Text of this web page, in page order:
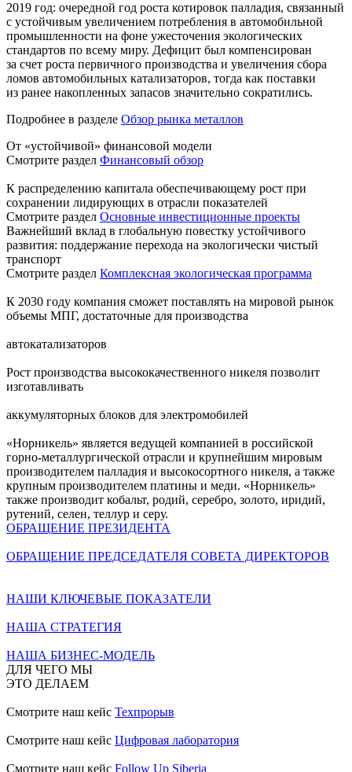
2019 год: очередной год роста котировок палладия, связанный
с устойчивым увеличением потребления в автомобильной
промышленности на фоне ужесточения экологических
стандартов по всему миру. Дефицит был компенсирован
за счет роста первичного производства и увеличения сбора
ломов автомобильных катализаторов, тогда как поставки
из ранее накопленных запасов значительно сократились.
Подробнее в разделе Обзор рынка металлов
От «устойчивой» финансовой модели
Смотрите раздел Финансовый обзор
К распределению капитала обеспечивающему рост при
сохранении лидирующих в отрасли показателей
Смотрите раздел Основные инвестиционные проекты
Важнейший вклад в глобальную повестку устойчивого
развития: поддержание перехода на экологически чистый
транспорт
Смотрите раздел Комплексная экологическая программа
К 2030 году компания сможет поставлять на мировой рынок
объемы МПГ, достаточные для производства
автокатализаторов
Рост производства высококачественного никеля позволит
изготавливать
аккумуляторных блоков для электромобилей
«Норникель» является ведущей компанией в российской
горно-металлургической отрасли и крупнейшим мировым
производителем палладия и высокосортного никеля, а также
крупным производителем платины и меди. «Норникель»
также производит кобальт, родий, серебро, золото, иридий,
рутений, селен, теллур и серу.
ОБРАЩЕНИЕ ПРЕЗИДЕНТА
ОБРАЩЕНИЕ ПРЕДСЕДАТЕЛЯ СОВЕТА ДИРЕКТОРОВ
НАШИ КЛЮЧЕВЫЕ ПОКАЗАТЕЛИ
НАША СТРАТЕГИЯ
НАША БИЗНЕС-МОДЕЛЬ
ДЛЯ ЧЕГО МЫ
ЭТО ДЕЛАЕМ
Смотрите наш кейс Техпрорыв
Смотрите наш кейс Цифровая лаборатория
Смотрите наш кейс Follow Up Siberia